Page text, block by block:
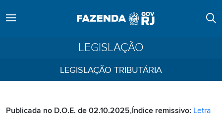
LEGISLAÇÃO
LEGISLAÇÃO TRIBUTÁRIA
Publicada no D.O.E. de 02.10.2025,Índice remissivo: Letra